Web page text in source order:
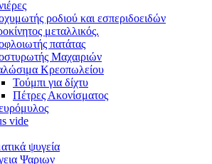
ροδιού και εσπεριδοειδών
μεταλλικός.
πατάτας
Μαχαιριών
Κρεοπωλείου
Τούμπι για δίχτυ
Πέτρες Ακονίσματος
vide
ψυγεία
Ψαριων